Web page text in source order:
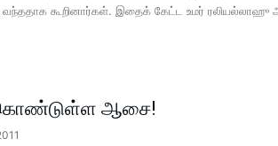
வந்ததாக கூறினார்கள். இதைக் கேட்ட உமர்
ஆசை!